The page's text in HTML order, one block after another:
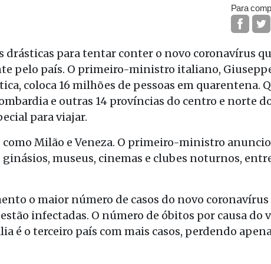
Para
para tentar conter o novo coronavírus
pelo país. O primeiro-ministro italiano,
coloca 16 milhões de pessoas em quarentena.
e outras 14 províncias do centro e norte
para viajar.
como Milão e Veneza. O primeiro-ministro
museus, cinemas e clubes noturnos,
o maior número de casos do novo coronavírus
infectadas. O número de óbitos por causa do
é o terceiro país com mais casos, perdendo